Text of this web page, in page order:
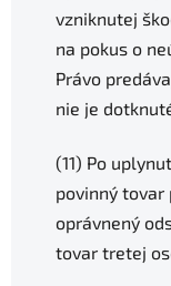
vzniknutej
na pokus o
Právo
nie je
(11) Po
povinný tovar
oprávnený
tovar tretej